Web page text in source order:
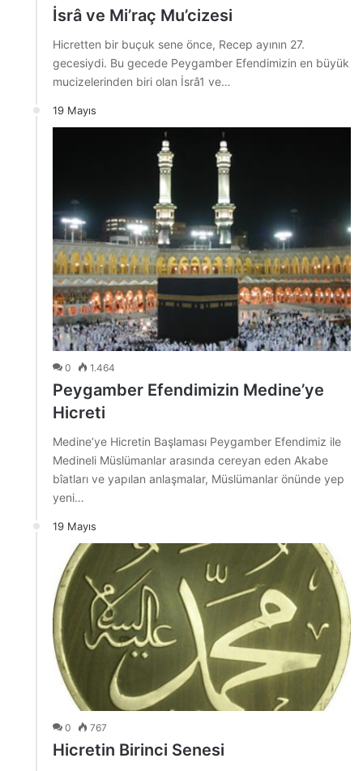
İsrâ ve Mi’raç Mu’cizesi
Hicretten bir buçuk sene önce, Recep ayının 27.
gecesiydi. Bu gecede Peygamber Efendimizin en büyük
mucizelerinden biri olan İsrâ1 ve…
19 Mayıs
0 1.464
Peygamber Efendimizin Medine’ye
Hicreti
Medine’ye Hicretin Başlaması Peygamber Efendimiz ile
Medineli Müslümanlar arasında cereyan eden Akabe
bîatları ve yapılan anlaşmalar, Müslümanlar önünde yep
yeni…
19 Mayıs
0 767
Hicretin Birinci Senesi